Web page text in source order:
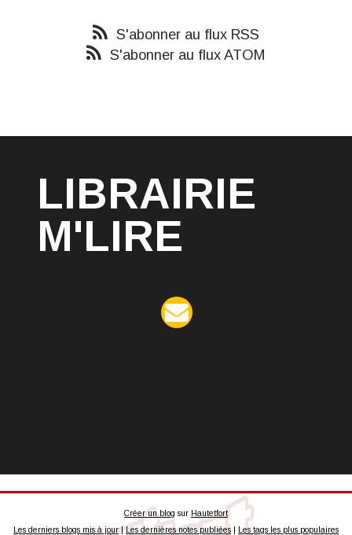
S'abonner au flux RSS
S'abonner au flux ATOM
LIBRAIRIE
M'LIRE
Créer un blog sur Hautetfort
Les derniers blogs mis à jour|Les dernières notes publiées Les tags les plus populaires